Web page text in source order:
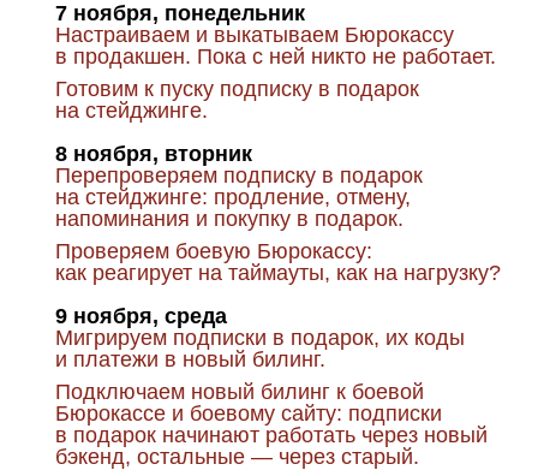
7 ноября, понедельник
Настраиваем и выкатываем Бюрокассу
в продакшен. Пока с ней никто не работает.
Готовим к пуску подписку в подарок
на стейджинге.
8 ноября, вторник
Перепроверяем подписку в подарок
на стейджинге: продление, отмену,
напоминания и покупку в подарок.
Проверяем боевую Бюрокассу:
как реагирует на таймауты, как на нагрузку?
9 ноября, среда
Мигрируем подписки в подарок, их коды
и платежи в новый билинг.
Подключаем новый билинг к боевой
Бюрокассе и боевому сайту: подписки
в подарок начинают работать через новый
бэкенд, остальные — через старый.